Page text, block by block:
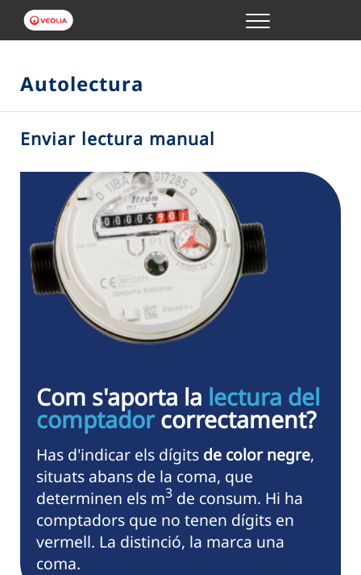
Menu
EL TEU SERVEI
CONEIX-NOS
Autolectura
Enviar lectura manual
Com s'aporta la lectura del
comptadorcorrectament?
Has d'indicar els dígits de color negre,
situats abans de la coma, que
determinen els m3 de consum. Hi ha
comptadors que no tenen dígits en
vermell. La distinció, la marca una
coma.